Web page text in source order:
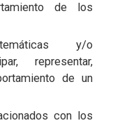
de los
y/o
representar,
de un
con los